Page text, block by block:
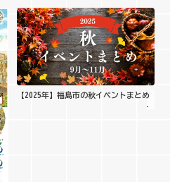
【2025年】福島市の秋イベントまとめ